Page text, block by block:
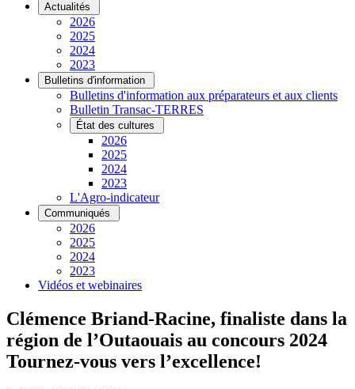
Actualités
2026
2025
2024
2023
Bulletins d'information
Bulletins d'information aux préparateurs et aux clients
Bulletin Transac-TERRES
État des cultures
2026
2025
2024
2023
L'Agro-indicateur
Communiqués
2026
2025
2024
2023
Vidéos et webinaires
Clémence Briand-Racine, finaliste dans la
région de l’Outaouais au concours 2024
Tournez-vous vers l’excellence!